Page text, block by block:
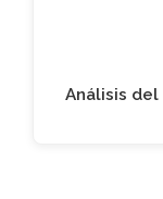
Análisis del